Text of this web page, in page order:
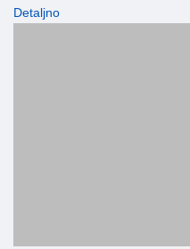
Detaljno